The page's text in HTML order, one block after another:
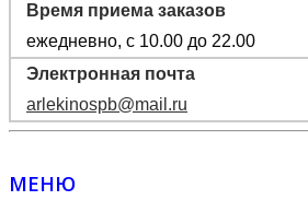
Время приема заказов
ежедневно, с 10.00 до 22.00
Электронная почта
arlekinospb@mail.ru
МЕНЮ